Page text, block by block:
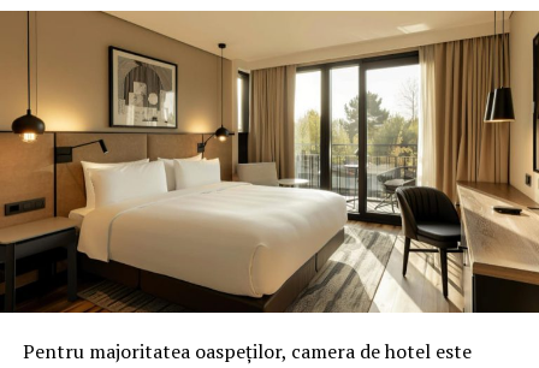
Pentru majoritatea oaspeților, camera de hotel este